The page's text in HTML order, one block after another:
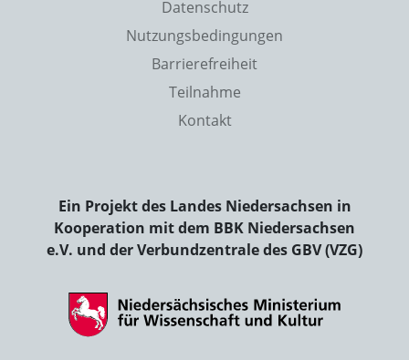
Datenschutz
Nutzungsbedingungen
Barrierefreiheit
Teilnahme
Kontakt
Ein Projekt des Landes Niedersachsen in
Kooperation mit dem BBK Niedersachsen
e.V. und der Verbundzentrale des GBV (VZG)